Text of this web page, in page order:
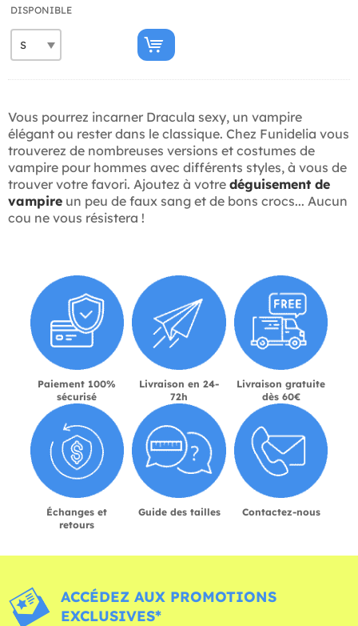
DISPONIBLE
Vous pourrez incarner Dracula sexy, un vampire
élégant ou rester dans le classique. Chez Funidelia vous
trouverez de nombreuses versions et costumes de
vampire pour hommes avec différents styles, à vous de
trouver votre favori. Ajoutez à votre déguisement de
vampire un peu de faux sang et de bons crocs... Aucun
cou ne vous résistera !
Paiement 100%
sécurisé
Livraison en 24-
72h
Livraison gratuite
dès 60€
Échanges et
retours
Guide des tailles Contactez-nous
ACCÉDEZ AUX PROMOTIONS
EXCLUSIVES*